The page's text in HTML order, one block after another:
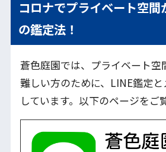
コロナでプライベート空間
の鑑定法！
蒼色庭園では、プライベート空
難しい方のために、LINE鑑定
しています。以下のページをご